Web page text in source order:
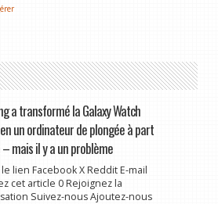
a transformé la Galaxy Watch
un ordinateur de plongée à part
mais il y a un problème
lien Facebook X Reddit E-mail
cet article 0 Rejoignez la
Suivez-nous Ajoutez-nous